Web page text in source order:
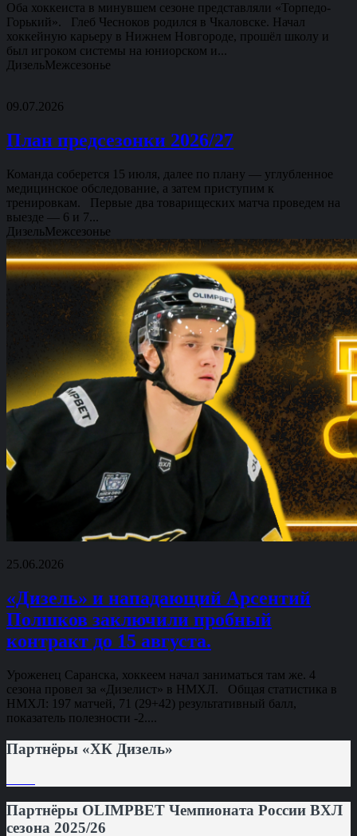
Оба хоккеиста в минувшем сезоне представляли «Торпедо-
Горький». Глеб Чесноков родился в Чкаловске. Начал
хоккейную карьеру в Нижнем Новгороде, прошёл школу и
был игроком системы на юниорском и...
ДизельМежсезонье
09.07.2026
План предсезонки 2026/27
Команда соберется 15 июля, далее по плану — углубленное
медицинское обследование, а затем приступим к
тренировкам. Первые два товарищеских матча проведем на
выезде — 6 и 7...
ДизельМежсезонье
25.06.2026
«Дизель» и нападающий Арсентий
Полшков заключили пробный
контракт до 15 августа.
Уроженец Саранска, хоккеем начал заниматься там же. 4
сезона провел за «Дизелист» в НМХЛ. Общая статистика в
НМХЛ: 197 матчей, 71 (29+42) результативный балл,
показатель полезности -2....
Партнёры «ХК Дизель»
Партнёры OLIMPBET Чемпионата России ВХЛ
сезона 2025/26